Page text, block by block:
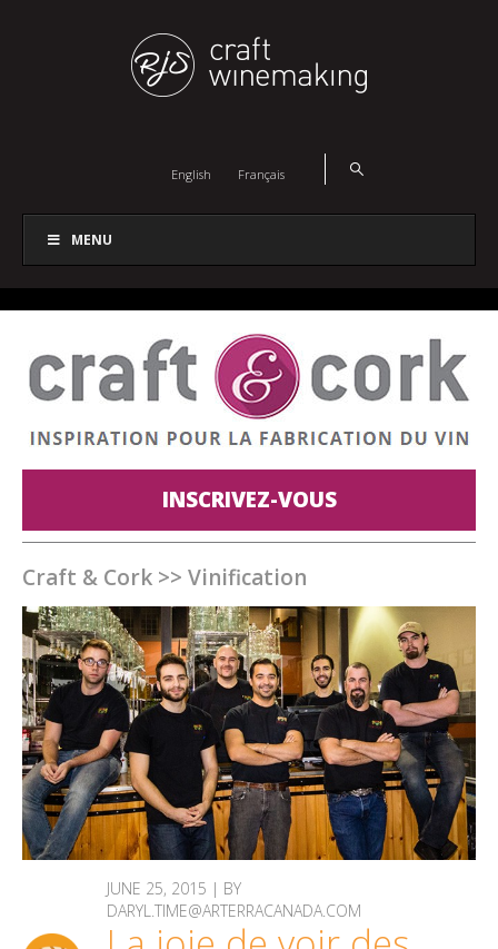
English Français
MENU
INSCRIVEZ-VOUS
Craft & Cork >> Vinification
JUNE 25, 2015 | BY
DARYL.TIME@ARTERRACANADA.COM